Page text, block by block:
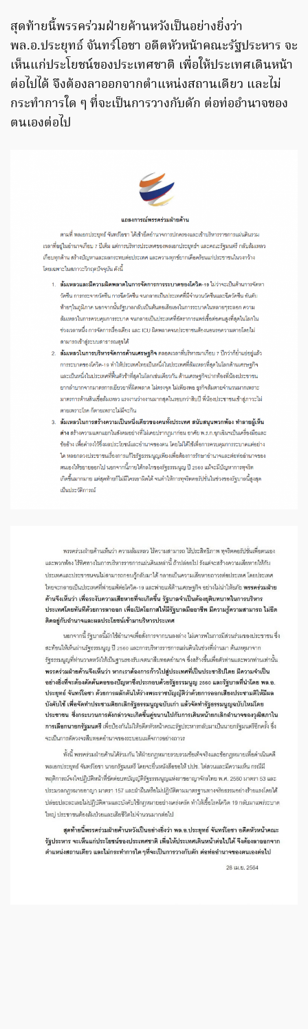
สุดท้ายนี้พรรคร่วมฝ่ายค้านหวังเป็นอย่างยิ่งว่า
พล.อ.ประยุทธ์ จันทร์โอชา อดีตหัวหน้าคณะรัฐประหาร จะ
เห็นแก่ประโยชน์ของประเทศชาติ เพื่อให้ประเทศเดินหน้า
ต่อไปได้ จึงต้องลาออกจากตำแหน่งสถานเดียว และไม่
กระทำการใด ๆ ที่จะเป็นการวางกับดัก ต่อท่ออำนาจของ
ตนเองต่อไป